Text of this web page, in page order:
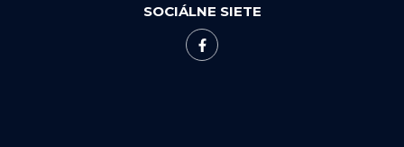
SOCIÁLNE SIETE